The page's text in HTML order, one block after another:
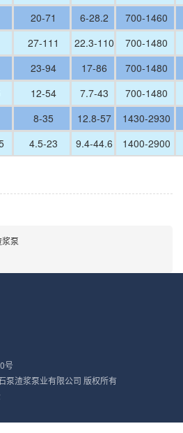
20-71 6-28.2
700-1460
27-111 22.3-110
700-1480
23-94 17-86
700-1480
12-54 7.7-43
700-1480
8-35 12.8-57
1430-2930
4.5-23 9.4-44.6 1400-2900
泵
号
渣浆泵业有限公司 版权所有